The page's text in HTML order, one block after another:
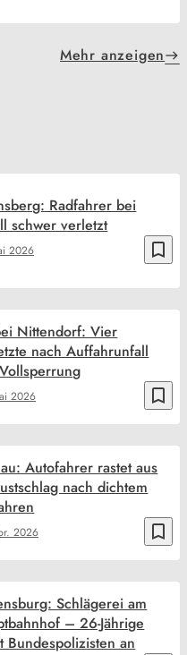
Mehr anzeigen
bookmark_border
2026
Radfahrer bei
schwer verletzt
bookmark_border
2026
Nittendorf: Vier
nach Auffahrunfall
bookmark_border
2026
Autofahrer rastet aus
nach dichtem
Schlägerei am
– 26-Jährige
Bundespolizisten an